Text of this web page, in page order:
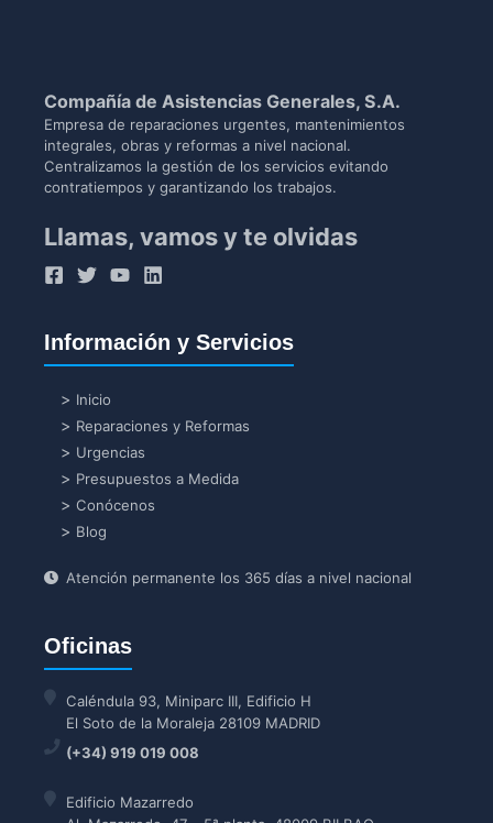
Compañía de Asistencias Generales, S.A.
Empresa de reparaciones urgentes, mantenimientos
integrales, obras y reformas a nivel nacional.
Centralizamos la gestión de los servicios evitando
contratiempos y garantizando los trabajos.
Llamas, vamos y te olvidas
Información y Servicios
Inicio
Reparaciones y Reformas
Urgencias
Presupuestos a Medida
Conócenos
Blog
Atención permanente los 365 días a nivel nacional
Oficinas
Caléndula 93, Miniparc III, Edificio H
El Soto de la Moraleja 28109 MADRID
(+34) 919 019 008
Edificio Mazarredo